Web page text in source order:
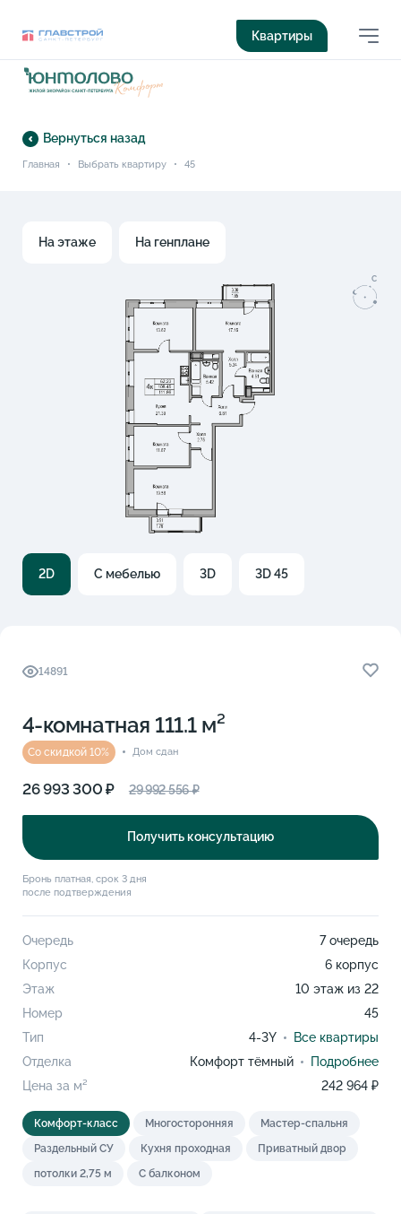
Квартиры
Вернуться назад
Главная • Выбрать квартиру • 45
На этаже На генплане
C
2D С мебелью 3D 3D 45
14891
4-комнатная 111.1 м²
Со скидкой 10% Дом сдан
26 993 300 ₽ 29 992 556 ₽
Получить консультацию
Бронь платная, срок 3 дня
после подтверждения
Очередь
7 очередь
Корпус
6 корпус
Этаж
10 этаж из 22
Номер
45
Тип
4-3Y
Все квартиры
Отделка
Комфорт тёмный
Подробнее
Цена за м²
242 964 ₽
Комфорт-класс Многосторонняя
Мастер-спальня
Раздельный СУ
Кухня проходная
Приватный двор
потолки 2,75 м
С балконом